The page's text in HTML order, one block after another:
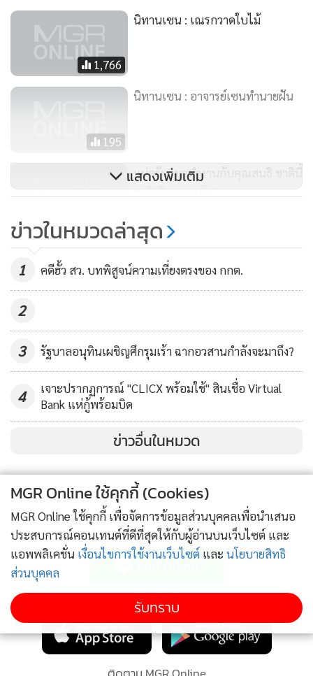
การเมืองอย่างสุดลิ่มทิ่มประตูแล้วล่ะก็ จะได้รับรางวัลและ
นอกจากนี้ก็ยังมีกรณีการจับกุมปราบปราม กลุ่มข้าราชการ
ตำรวจสังกัดกองบัญชาการตำรวจสอบสวนกลาง ที่เป็นข่าว
ผลประโยชน์จากการแต่งตั้งข้าราชการตำรวจ ส่วยและผล
ประโยชน์จากขบวนการค้าน้ำมันเถื่อน ซึ่งเป็นอีกหนึ่งตัวอย่างที่
พบการกระทำผิดเท่านั้น แต่กลับก่อให้เกิดความเสียหายต่อภาพ
ลักษณ์ของวงการตำรวจยิ่งนัก
​สภาพปัญหา
สภาพปัญหาที่เกิดขึ้นนับวันจะทวีความรุนแรงมากขึ้นเรื่อย ๆ
นอกจากจะส่งผลกระทบต่อภาพลักษณ์ของเจ้าหน้าที่ตำรวจ
สร้างความไม่น่าเชื่อถือให้กับสังคมและประชาชนแล้ว ยังก่อให้
เกิดปัญหากับการปฏิบัติหน้าที่ของเจ้าหน้าที่ตำรวจในภาพรวม
มีผลต่อขวัญกำลังใจของ เนื่องจากปัญหาที่เกิดขึ้นดังกล่าวส่วน
ใหญ่เกิดจากกลุ่มอิทธิพลที่มีอำนาจแทรกแซงการบริหารงาน
บุคคล ระบบการแต่งตั้งโยกย้าย ปราศจากหลักเกณฑ์และระบบ
คุณธรรม มีการใช้เงินและผลประโยชน์ซื้อขายแลกเปลี่ยน เพื่อให้
ดำรงตำแหน่งสำคัญ โดยปราศจากความรู้ความสามารถ ก้าวข้าม
ความสามารถ เนื่องจากเห็นตัวอย่างเลวที่เกิดขึ้น ต่างก็เอาเยี่ยง
อย่างเลียนแบบ ใช้ระบบเส้นสายเพื่อให้ตนก้าวหน้าบ้าง อำนาจ
อิทธิพลทางการเมืองแทรกแซงเข้าครอบงำ การแต่งตั้งบริหาร
งานบุคคลทั้งระบบ ด้วยการกำจัด ผู้บัญชาการตำรวจแห่งชาติ
ผู้นำสูงสุดของสำนักงานตำรวจแห่งชาติ คนแล้วคนเล่าออกไป
เพื่อเปลี่ยนตัวบุคคล แต่งตั้งคนของฝ่ายการเมืองของตนเข้ามา
จะได้สามารถควบคุมเจ้าหน้าที่ตำรวจได้ทั้งหน่วยงาน ใช้เป็นกอง
กำลังของตนเอง เพื่อให้ได้เปรียบในการเลือกตั้ง หรือกำจัดฝ่าย
ตรงข้าม แม้กระทั่ง ทำลายชีวิตผู้บริสุทธิ์อย่างไร้มนุษยธรรม
1,766
นิทานเซน : เณรกวาดใบไม้
195
นิทานเซน : อาจารย์เซนทำนายฝัน
แม่ครับ..ขอทำงานกับคุณสนธิ ชาตินี้
ชาติเดียวพอแล้ว!
แสดงเพิ่มเติม
ข่าวในหมวดล่าสุด
1 คดีฮั้ว สว. บทพิสูจน์ความเที่ยงตรงของ กกต.
2
3 รัฐบาลอนุทินเผชิญศึกรุมเร้า ฉากอวสานกำลังจะมาถึง?
4
เจาะปรากฏการณ์ "CLICX พร้อมใช้" สินเชื่อ Virtual
Bank แห่กู้พร้อมบิด
ข่าวอื่นในหมวด
ติดตามข่าวสารผ่านทาง LINE
MGR Online Application
MGR Online ใช้คุกกี้ (Cookies)
MGR Online ใช้คุกกี้ เพื่อจัดการข้อมูลส่วนบุคคลเพื่อนำเสนอ
ประสบการณ์คอนเทนต์ที่ดีที่สุดให้กับผู้อ่านบนเว็บไซต์ และ
แอพพลิเคชั่น เงื่อนไขการใช้งานเว็บไซต์ และ นโยบายสิทธิ
ส่วนบุคคล
รับทราบ